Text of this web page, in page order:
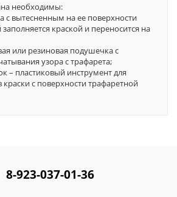
необходимы:
с вытесненным на ее поверхности
краской и переносится на
или резиновая подушечка с
узора с трафарета;
– пластиковый инструмент для
с поверхности трафаретной
8-923-037-01-36